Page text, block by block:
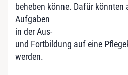
beheben könne. Dafür könnten
Aufgaben
in der Aus-
und Fortbildung auf eine
werden.